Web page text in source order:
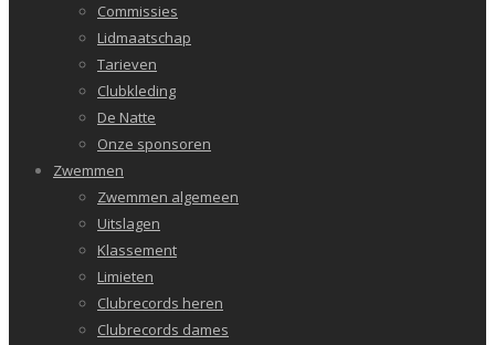
Commissies
Lidmaatschap
Tarieven
Clubkleding
De Natte
Onze sponsoren
Zwemmen
Zwemmen algemeen
Uitslagen
Klassement
Limieten
Clubrecords heren
Clubrecords dames